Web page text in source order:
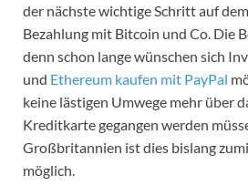
der nächste wichtige Schritt auf
Bezahlung mit Bitcoin und Co. Die
denn schon lange wünschen sich
und Ethereum kaufen mit PayPal
keine lästigen Umwege mehr über
Kreditkarte gegangen werden
Großbritannien ist dies bislang
möglich.